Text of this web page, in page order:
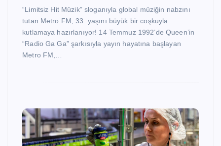
“Limitsiz Hit Müzik” sloganıyla global müziğin nabzını
tutan Metro FM, 33. yaşını büyük bir coşkuyla
kutlamaya hazırlanıyor! 14 Temmuz 1992’de Queen’in
“Radio Ga Ga” şarkısıyla yayın hayatına başlayan
Metro FM,…